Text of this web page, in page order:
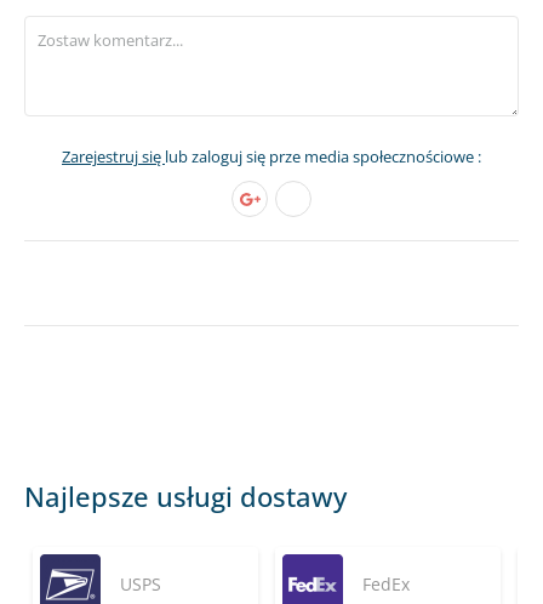
Zarejestruj się lub zaloguj się prze media społecznościowe :
Najlepsze usługi dostawy
USPS FedEx